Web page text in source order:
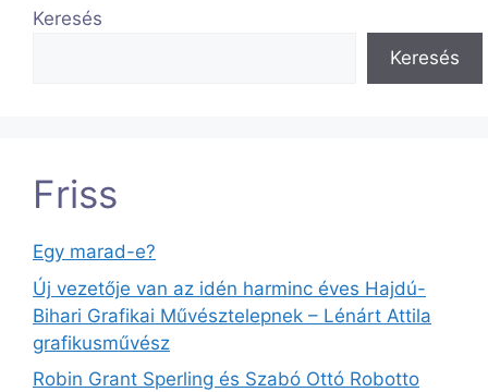
Keresés
Keresés
Friss
Egy marad-e?
Új vezetője van az idén harminc éves Hajdú-
Bihari Grafikai Művésztelepnek – Lénárt Attila
grafikusművész
Robin Grant Sperling és Szabó Ottó Robotto